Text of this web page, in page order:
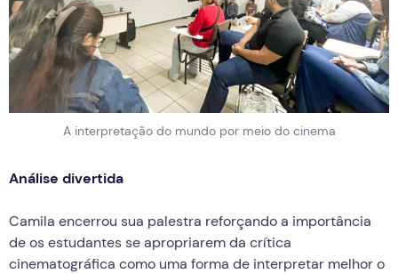
A interpretação do mundo por meio do cinema
Análise divertida
Camila encerrou sua palestra reforçando a importância
de os estudantes se apropriarem da crítica
cinematográfica como uma forma de interpretar melhor o